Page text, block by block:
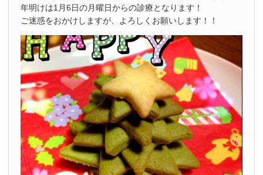
年明けは1月6日の月曜日からの診療となります！
ご迷惑をおかけしますが、よろしくお願いします！！